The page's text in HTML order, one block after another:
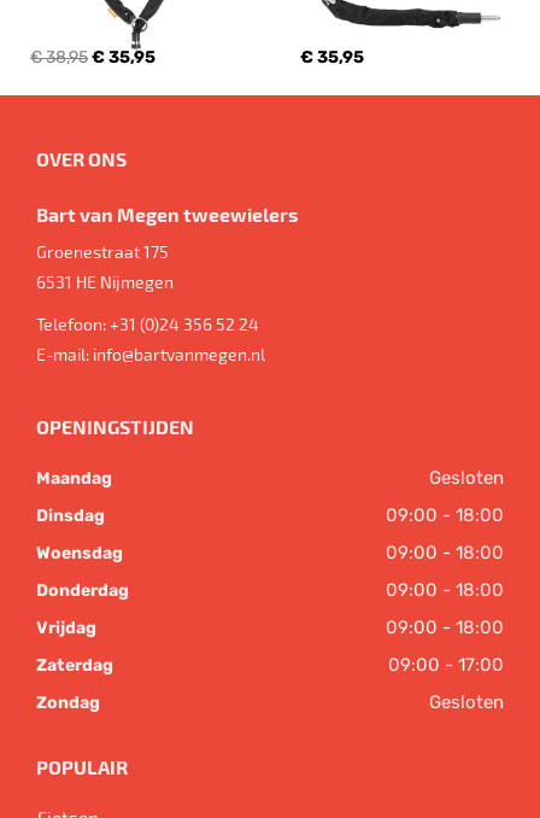
€ 38,95€ 35,95 € 35,95
OVER ONS
Bart van Megen tweewielers
Groenestraat 175
6531 HE Nijmegen
Telefoon:+31 (0)24 356 52 24
E-mail: info@bartvanmegen.nl
OPENINGSTIJDEN
Maandag Gesloten
Dinsdag 09:00 - 18:00
Woensdag 09:00 - 18:00
Donderdag 09:00 - 18:00
Vrijdag 09:00 - 18:00
Zaterdag 09:00 - 17:00
Zondag Gesloten
POPULAIR